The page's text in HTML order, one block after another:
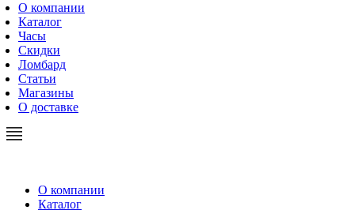
О компании
Каталог
Часы
Скидки
Ломбард
Статьи
Магазины
О доставке
О компании
Каталог